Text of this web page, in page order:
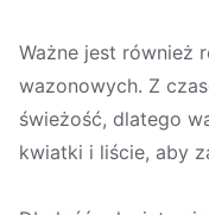
Ważne jest również
wazonowych. Z
świeżość, dlatego
kwiatki i liście, aby